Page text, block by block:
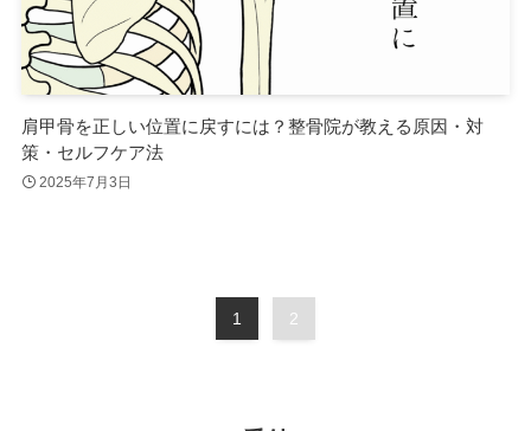
肩甲骨を正しい位置に戻すには？整骨院が教える原因・対
策・セルフケア法
2025年7月3日
1 2